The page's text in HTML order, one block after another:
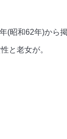
(昭和62年)から
と老女が。